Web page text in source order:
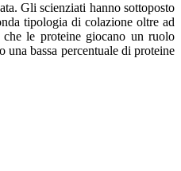
Gli scienziati hanno sottoposto
tipologia di colazione oltre ad
che le proteine giocano un ruolo
bassa percentuale di proteine